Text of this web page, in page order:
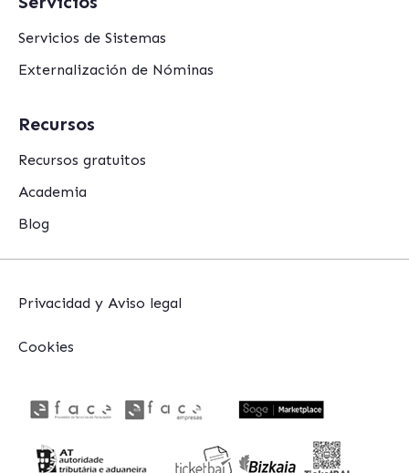
Servicios de Sistemas
Externalización de Nóminas
Recursos
Recursos gratuitos
Academia
Blog
Privacidad y Aviso legal
Cookies